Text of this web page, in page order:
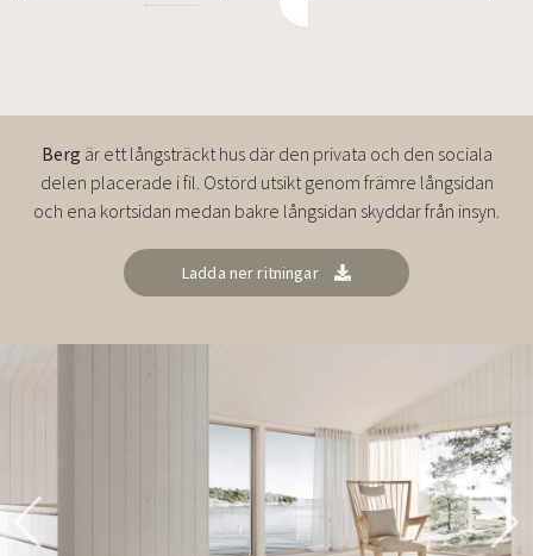
Berg är ett långsträckt hus där den privata och den sociala
delen placerade i fil. Ostörd utsikt genom främre långsidan
och ena kortsidan medan bakre långsidan skyddar från insyn.
Ladda ner ritningar